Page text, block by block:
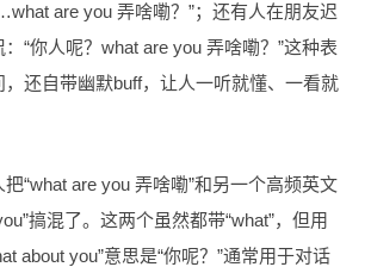
are you 弄啥嘞？”；还有人在朋友迟
“你人呢？what are you 弄啥嘞？”这种表
还自带幽默buff，让人一听就懂、一看就
“what are you 弄啥嘞”和另一个高频英文
搞混了。这两个虽然都带“what”，但用
about you”意思是“你呢？”通常用于对话